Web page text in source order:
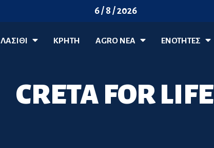
6 / 8 / 2026
ΛΑΣΊΘΙ ΚΡΗΤΗ AGRO ΝΈΑ ΕΝΟΤΗΤΕΣ
CRETA FOR LIFE